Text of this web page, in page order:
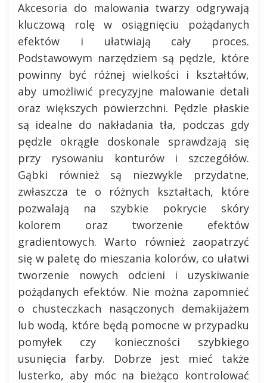
Akcesoria do malowania twarzy odgrywają
kluczową rolę w osiągnięciu pożądanych
efektów i ułatwiają cały proces.
Podstawowym narzędziem są pędzle, które
powinny być różnej wielkości i kształtów,
aby umożliwić precyzyjne malowanie detali
oraz większych powierzchni. Pędzle płaskie
są idealne do nakładania tła, podczas gdy
pędzle okrągłe doskonale sprawdzają się
przy rysowaniu konturów i szczegółów.
Gąbki również są niezwykle przydatne,
zwłaszcza te o różnych kształtach, które
pozwalają na szybkie pokrycie skóry
kolorem oraz tworzenie efektów
gradientowych. Warto również zaopatrzyć
się w paletę do mieszania kolorów, co ułatwi
tworzenie nowych odcieni i uzyskiwanie
pożądanych efektów. Nie można zapomnieć
o chusteczkach nasączonych demakijażem
lub wodą, które będą pomocne w przypadku
pomyłek czy konieczności szybkiego
usunięcia farby. Dobrze jest mieć także
lusterko, aby móc na bieżąco kontrolować